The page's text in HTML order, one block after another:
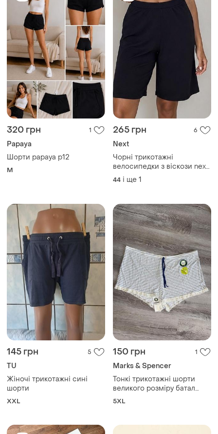
320 грн 1
Papaya
Шорти papaya p12
M
265 грн 6
Next
Чорні трикотажні
велосипедки з віскози next
черные трикотажные
велосипедки с вискозы
44 і ще 1
145 грн 5
TU
Жіночі трикотажні сині
шорти
XXL
150 грн 1
Marks & Spencer
Тонкі трикотажні шорти
великого розміру батал
marks&spencer, xxxxxl 58р
5XL